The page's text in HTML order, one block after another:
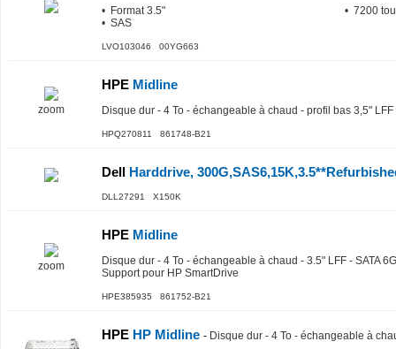
• Format 3.5"
• SAS
• 7200
LVO103046 00YG663
zoom
HPE Midline
Disque dur - 4 To - échangeable à chaud - profil bas 3,5"
HPQ270811 861748-B21
Dell Harddrive,
DLL27291 X150K
zoom
HPE Midline
Disque dur - 4 To - échangeable à chaud - 3.5" LFF - SATA
Support pour HP SmartDrive
HPE385935 861752-B21
HPE HP Midline - Disque dur - 4 To - échangeable à